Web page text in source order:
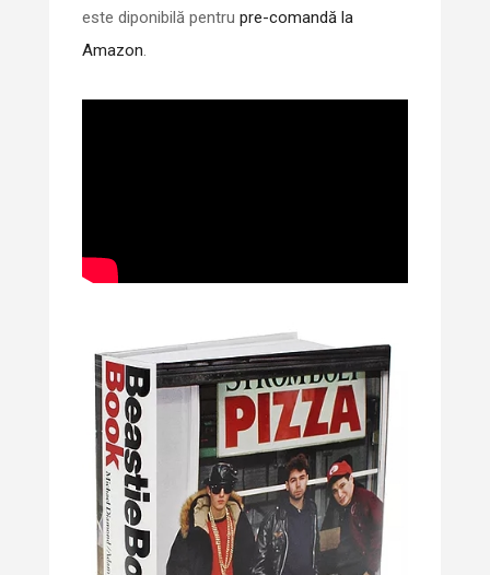
este diponibilă pentru pre-comandă la
Amazon.